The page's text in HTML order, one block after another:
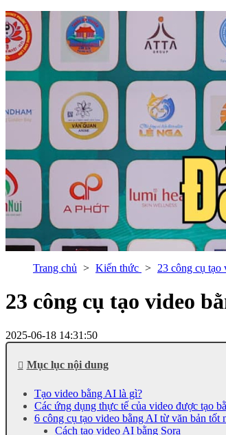
Trang chủ Kiến thức 23 công cụ tạo
23 công cụ tạo video
2025-06-18 14:31:50
Mục lục nội dung
Tạo video bằng AI là gì?
Các ứng dụng thực tế của video được tạo
6 công cụ tạo video bằng AI từ văn bản tốt
Cách tạo video AI bằng Sora